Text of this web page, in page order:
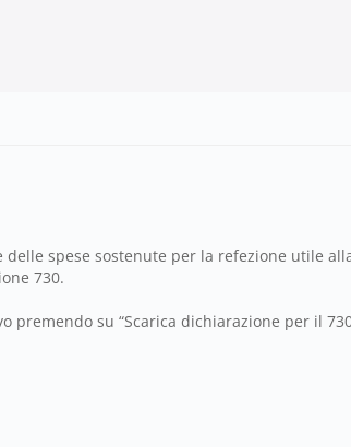
spese sostenute per la refezione utile
730.
premendo su “Scarica dichiarazione per il